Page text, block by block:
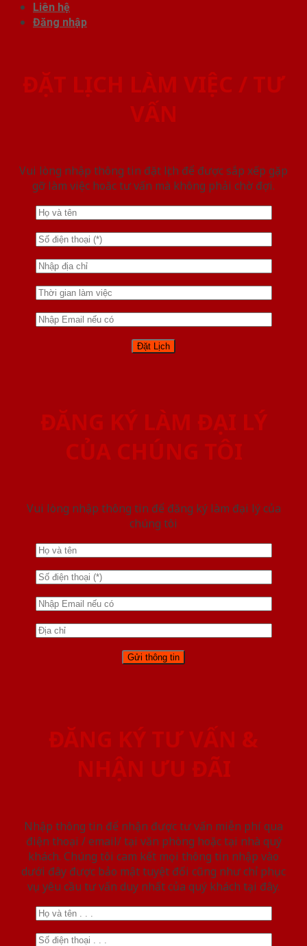
Liên hệ
Đăng nhập
ĐẶT LỊCH LÀM VIỆC / TƯ
VẤN
Vui lòng nhập thông tin đặt lịch để được sắp xếp gặp
gỡ làm việc hoăc tư vấn mà không phải chờ đợi.
ĐĂNG KÝ LÀM ĐẠI LÝ
CỦA CHÚNG TÔI
Vui lòng nhập thông tin để đăng ký làm đại lý của
chúng tôi
ĐĂNG KÝ TƯ VẤN &
NHẬN ƯU ĐÃI
Nhập thông tin để nhận được tư vấn miễn phí qua
điện thoại / email/ tại văn phòng hoặc tại nhà quý
khách. Chúng tôi cam kết mọi thông tin nhập vào
dưới đây được bảo mật tuyệt đối cũng như chỉ phục
vụ yêu cầu tư vấn duy nhất của quý khách tại đây.